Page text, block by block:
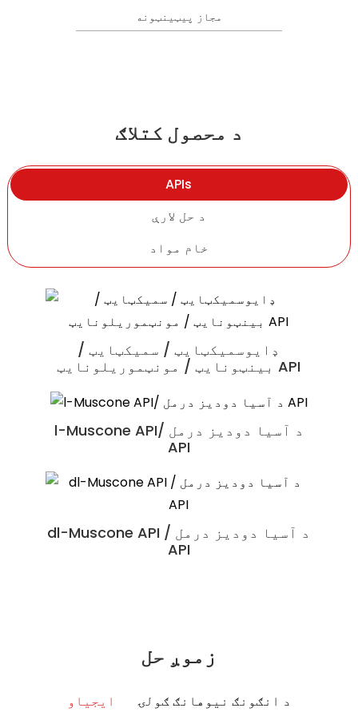
مجاز پیټینټونه
د محصول کتلاګ
APIs
د حل لارې
خام مواد
ډایوسمیکټایټ / سمیکټایټ /
بینټونایټ / مونټموریلونایټ API
l-Muscone API/ د آسیا دودیز درمل
API
dl-Muscone API / د آسیا دودیز درمل
API
ارګوتینین
Shexiangxintongning Pian
Suhexiang Wan
بې رنګه ډول II کولیجن (UC II) د نویو
هډوکو وده
د انټارکټیکا کریل غوړ / د تغذیې
زموږ حل
ایجیاو
د انګونګ نیوهانګ ګولۍ